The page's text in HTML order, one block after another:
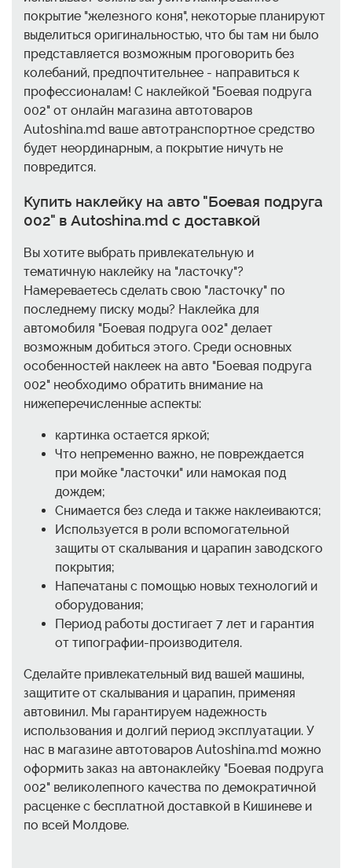
покрытие "железного коня", некоторые планируют
выделиться оригинальностью, что бы там ни было
представляется возможным проговорить без
колебаний, предпочтительнее - направиться к
профессионалам! С наклейкой "Боевая подруга
002" от онлайн магазина автотоваров
Autoshina.md ваше автотранспортное средство
будет неординарным, а покрытие ничуть не
повредится.
Купить наклейку на авто "Боевая подруга
002" в Autoshina.md с доставкой
Вы хотите выбрать привлекательную и
тематичную наклейку на "ласточку"?
Намереваетесь сделать свою "ласточку" по
последнему писку моды? Наклейка для
автомобиля "Боевая подруга 002" делает
возможным добиться этого. Среди основных
особенностей наклеек на авто "Боевая подруга
002" необходимо обратить внимание на
нижеперечисленные аспекты:
картинка остается яркой;
Что непременно важно, не повреждается
при мойке "ласточки" или намокая под
дождем;
Снимается без следа и также наклеиваются;
Используется в роли вспомогательной
защиты от скалывания и царапин заводского
покрытия;
Напечатаны с помощью новых технологий и
оборудования;
Период работы достигает 7 лет и гарантия
от типографии-производителя.
Сделайте привлекательный вид вашей машины,
защитите от скалывания и царапин, применяя
автовинил. Мы гарантируем надежность
использования и долгий период эксплуатации. У
нас в магазине автотоваров Autoshina.md можно
оформить заказ на автонаклейку "Боевая подруга
002" великолепного качества по демократичной
расценке с бесплатной доставкой в Кишиневе и
по всей Молдове.